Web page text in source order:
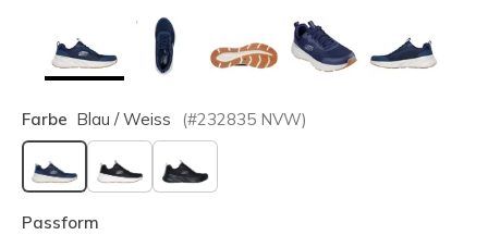
Farbe Blau / Weiss (#232835 NVW)
ausgewählt
Passform